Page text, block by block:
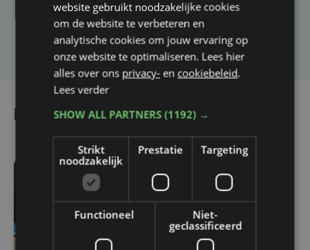
Laat het ons weten
Lees ook
1 uur geleden
Meteen een West-
Vlaamse derby:
kampioen Club Brugge
website gebruikt noodzakelijke cookies
om de website te verbeteren en
analytische cookies om jouw ervaring op
onze website te optimaliseren. Lees hier
alles over ons privacy- en cookiebeleid.
Lees verder
SHOW ALL PARTNERS(1192) →
Strikt
noodzakelijk
Prestatie Targeting
Functioneel
Niet-
geclassificeerd